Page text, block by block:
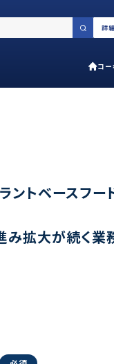
詳
コ
用ガイド
トベースフー
拡大が続く業